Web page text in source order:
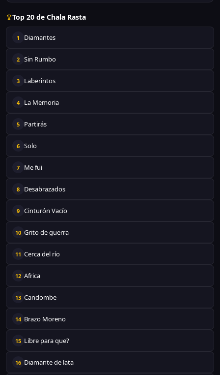
Top 20 de Chala Rasta
1 Diamantes
2 Sin Rumbo
3 Laberintos
4 La Memoria
5 Partirás
6 Solo
7 Me fui
8 Desabrazados
9 Cinturón Vacío
10 Grito de guerra
11 Cerca del río
12 Africa
13 Candombe
14 Brazo Moreno
15 Libre para que?
16 Diamante de lata